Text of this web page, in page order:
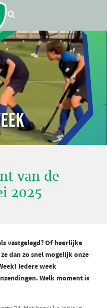
van de
2025
vastgelegd? Of heerlijke
dan zo snel mogelijk onze
Iedere week
Welk moment is